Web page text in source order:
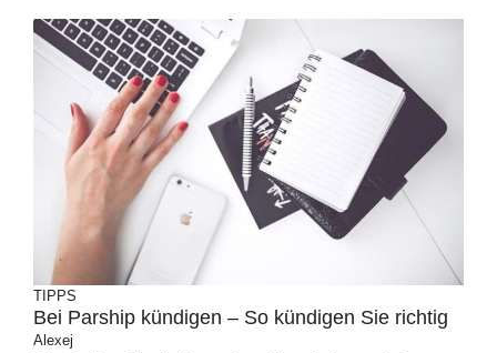
TIPPS
Bei Parship kündigen – So kündigen Sie richtig
Alexej